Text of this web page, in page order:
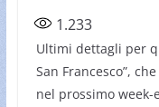
1.233
Ultimi dettagli per
San Francesco”,
nel prossimo